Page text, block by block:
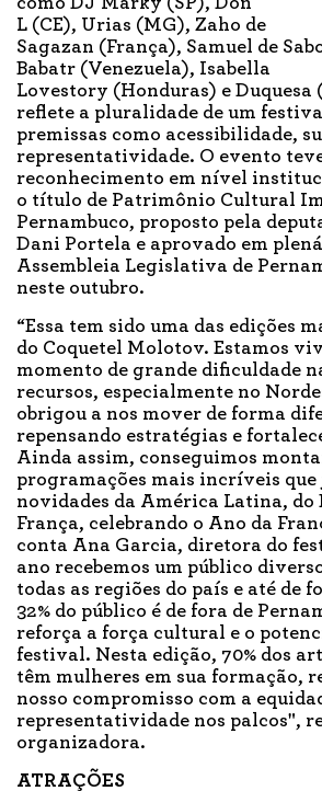
L (CE), Urias (MG), Zaho de
Sagazan (França), Samuel de
Babatr (Venezuela), Isabella
Lovestory (Honduras) e Duquesa
reflete a pluralidade de um
premissas como acessibilidade,
representatividade. O evento
reconhecimento em nível
o título de Patrimônio Cultural
Pernambuco, proposto pela
Dani Portela e aprovado em
Assembleia Legislativa de
neste outubro.
“Essa tem sido uma das edições
do Coquetel Molotov. Estamos
momento de grande dificuldade
recursos, especialmente no
obrigou a nos mover de forma
repensando estratégias e
Ainda assim, conseguimos
programações mais incríveis que
novidades da América Latina, do
França, celebrando o Ano da
conta Ana Garcia, diretora do
ano recebemos um público
todas as regiões do país e até de
32% do público é de fora de
reforça a força cultural e o
festival. Nesta edição, 70% dos
têm mulheres em sua formação,
nosso compromisso com a
representatividade nos palcos",
organizadora.
ATRAÇÕES